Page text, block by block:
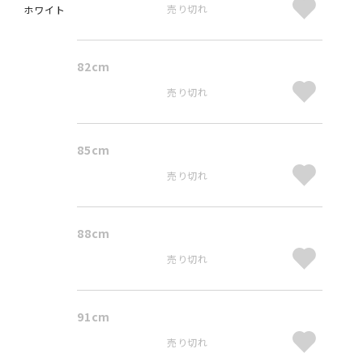
ホワイト 売り切れ
82cm
売り切れ
85cm
売り切れ
88cm
売り切れ
91cm
売り切れ